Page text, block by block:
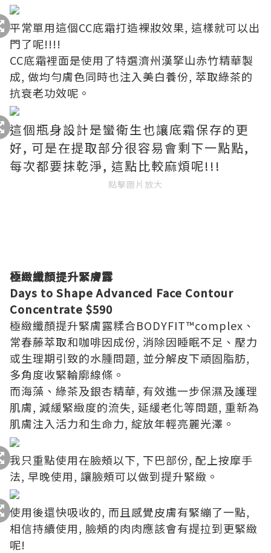
平常單用這個CC底霜打造裸妝效果, 這樣就可以出
門了呢!!!!
CC底霜裡面是使用了特選濟州漢拏山赤竹精華製
成, 做均勻膚色同時也注入美白養份, 萃取綠茶的
抗衰老功效呢。
這個瓶身設計是蠻衛生也讓底霜保存的更
好, 可是在提取部分很容易會剩下一點點,
每次都要抹乾淨, 這點比較麻煩呢!!!
點擊圖片放大
極緻纖顏提升緊膚露
Days to Shape Advanced Face Contour
Concentrate $590
極緻纖顏提升緊膚露糅合BODYFIT™complex、
常春藤萃取和咖啡因成份, 消除因睡眠不足、壓力
或生理期引致的水腫問題, 並分解皮下頑固脂肪,
多角度收緊輪廓線條。
而海藻、綠茶及銀杏精華, 有效進一步保濕及護理
肌膚, 減緩緊緻度的流失, 延緩老化等問題, 重新為
肌膚注入活力和生命力, 綻放年輕亮麗光澤。
我只重點使用在臉頰以下, 下巴部份, 配上按摩手
法, 早晚使用, 讓臉頰可以做到提升緊緻。
使用後還快吸收的, 而且感覺皮膚有緊繃了一點,
相信持續使用, 臉頰的肉肉應該會有提拉到更緊緻
呢!